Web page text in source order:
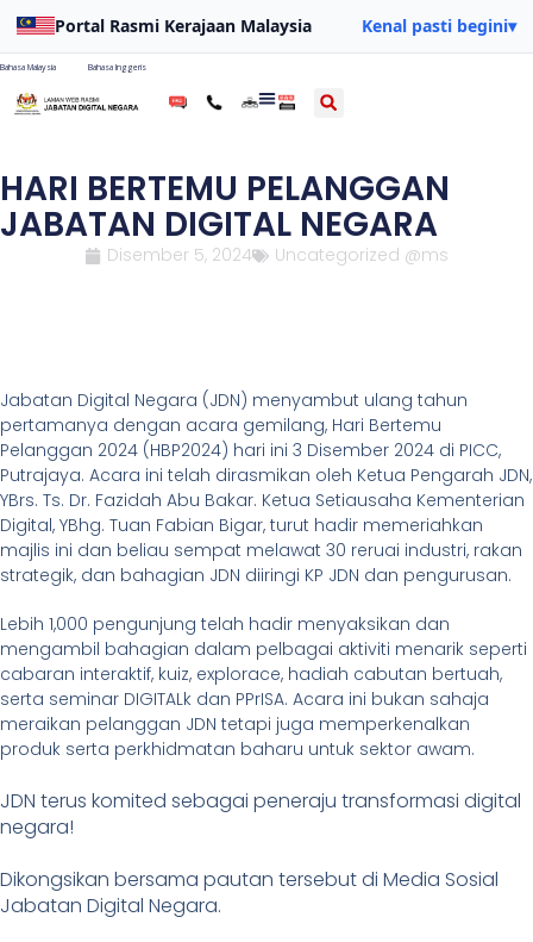
Portal Rasmi Kerajaan Malaysia Kenal pasti begini▾
Bahasa Malaysia Bahasa Inggeris
HARI BERTEMU PELANGGAN
JABATAN DIGITAL NEGARA
Disember 5, 2024 Uncategorized @ms
Jabatan Digital Negara (JDN) menyambut ulang tahun
pertamanya dengan acara gemilang, Hari Bertemu
Pelanggan 2024 (HBP2024) hari ini 3 Disember 2024 di PICC,
Putrajaya. Acara ini telah dirasmikan oleh Ketua Pengarah JDN,
YBrs. Ts. Dr. Fazidah Abu Bakar. Ketua Setiausaha Kementerian
Digital, YBhg. Tuan Fabian Bigar, turut hadir memeriahkan
majlis ini dan beliau sempat melawat 30 reruai industri, rakan
strategik, dan bahagian JDN diiringi KP JDN dan pengurusan.
Lebih 1,000 pengunjung telah hadir menyaksikan dan
mengambil bahagian dalam pelbagai aktiviti menarik seperti
cabaran interaktif, kuiz, explorace, hadiah cabutan bertuah,
serta seminar DIGITALk dan PPrISA. Acara ini bukan sahaja
meraikan pelanggan JDN tetapi juga memperkenalkan
produk serta perkhidmatan baharu untuk sektor awam.
JDN terus komited sebagai peneraju transformasi digital
negara!
Dikongsikan bersama pautan tersebut di Media Sosial
Jabatan Digital Negara.